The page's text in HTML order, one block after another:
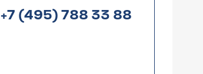
+7 (495) 788 33 88